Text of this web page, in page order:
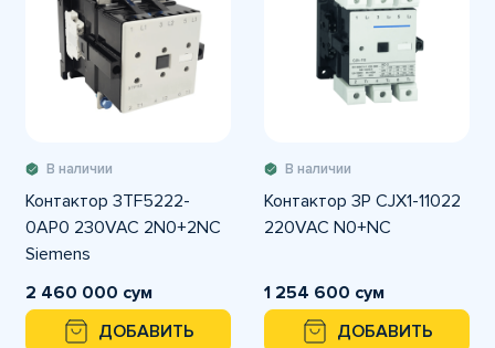
В наличии
Контактор 3TF5222-
0AP0 230VAC 2N0+2NC
Siemens
2 460 000 сум
ДОБАВИТЬ
В наличии
Контактор 3P CJX1-11022
220VAC N0+NC
1 254 600 сум
ДОБАВИТЬ